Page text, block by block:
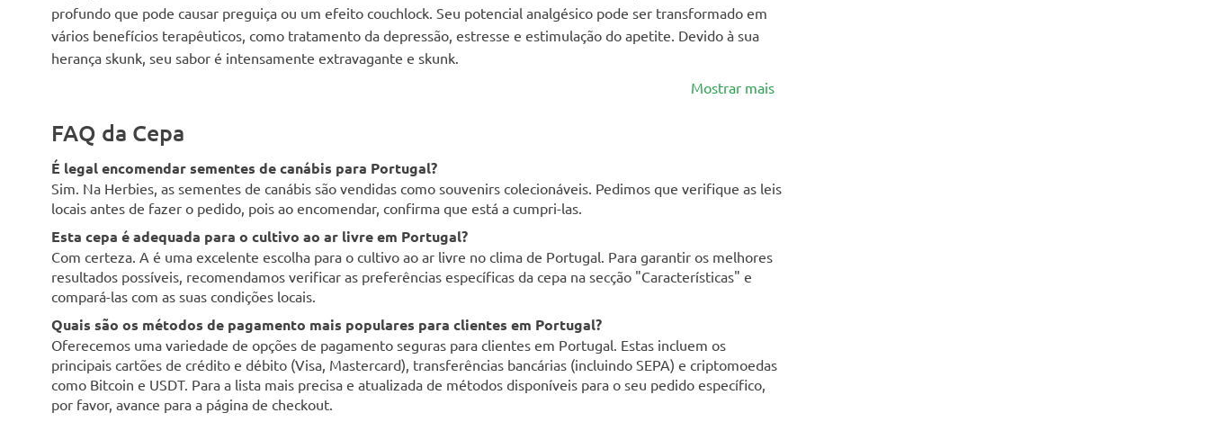
profundo que pode causar preguiça ou um efeito couchlock. Seu potencial analgésico pode ser transformado em
vários benefícios terapêuticos, como tratamento da depressão, estresse e estimulação do apetite. Devido à sua
herança skunk, seu sabor é intensamente extravagante e skunk.
Mostrar mais
FAQ da Cepa
É legal encomendar sementes de canábis para Portugal?
Sim. Na Herbies, as sementes de canábis são vendidas como souvenirs colecionáveis. Pedimos que verifique as leis
locais antes de fazer o pedido, pois ao encomendar, confirma que está a cumpri-las.
Esta cepa é adequada para o cultivo ao ar livre em Portugal?
Com certeza. A é uma excelente escolha para o cultivo ao ar livre no clima de Portugal. Para garantir os melhores
resultados possíveis, recomendamos verificar as preferências específicas da cepa na secção "Características" e
compará-las com as suas condições locais.
Quais são os métodos de pagamento mais populares para clientes em Portugal?
Oferecemos uma variedade de opções de pagamento seguras para clientes em Portugal. Estas incluem os
principais cartões de crédito e débito (Visa, Mastercard), transferências bancárias (incluindo SEPA) e criptomoedas
como Bitcoin e USDT. Para a lista mais precisa e atualizada de métodos disponíveis para o seu pedido específico,
por favor, avance para a página de checkout.